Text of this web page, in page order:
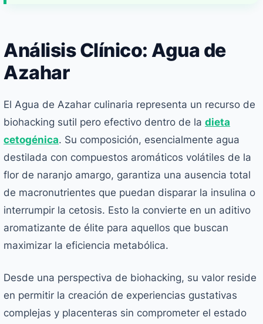
Análisis Clínico: Agua de
Azahar
El Agua de Azahar culinaria representa un recurso de
biohacking sutil pero efectivo dentro de la dieta
cetogénica. Su composición, esencialmente agua
destilada con compuestos aromáticos volátiles de la
flor de naranjo amargo, garantiza una ausencia total
de macronutrientes que puedan disparar la insulina o
interrumpir la cetosis. Esto la convierte en un aditivo
aromatizante de élite para aquellos que buscan
maximizar la eficiencia metabólica.
Desde una perspectiva de biohacking, su valor reside
en permitir la creación de experiencias gustativas
complejas y placenteras sin comprometer el estado